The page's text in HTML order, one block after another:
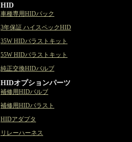
HID
車種専用HIDパック
3年保証 ハイスペックHID
35W HIDバラストキット
55W HIDバラストキット
純正交換HIDバルブ
HIDオプションパーツ
補修用HIDバルブ
補修用HIDバラスト
HIDアダプタ
リレーハーネス